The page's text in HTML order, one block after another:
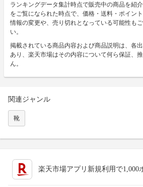
ランキングデータ集計時点で販売中の商品を紹
をご覧になられた時点で、価格・送料・ポイン
情報の変更や、売り切れとなっている可能性も
い。
掲載されている商品内容および商品説明は、各
あり、楽天市場はその内容について何ら保証、
ん。
関連ジャンル
靴
楽天市場アプリ新規利用で1,000